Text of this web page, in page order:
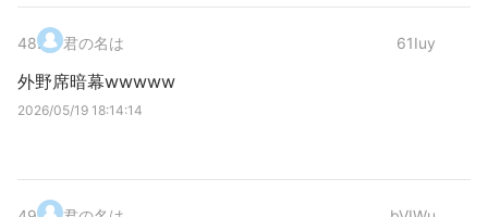
48. 君の名は 61Iuy
外野席暗幕wwwww
2026/05/19 18:14:14